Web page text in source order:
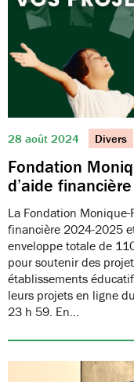
28 août 2024 Divers
Fondation
d’aide financière
La Fondation Monique-
financière 2024-2025
enveloppe totale de
pour soutenir des
établissements
leurs projets en ligne
23 h 59. En…